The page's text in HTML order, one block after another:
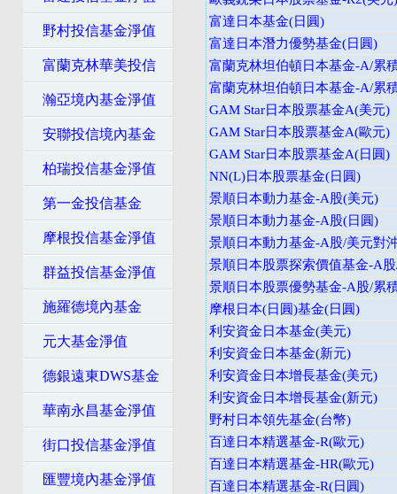
野村投信基金淨值
富蘭克林華美投信
瀚亞境內基金淨值
安聯投信境內基金
柏瑞投信基金淨值
第一金投信基金
摩根投信基金淨值
群益投信基金淨值
施羅德境內基金
元大基金淨值
德銀遠東DWS基金
華南永昌基金淨值
街口投信基金淨值
匯豐境內基金淨值
富達日本基金(日圓)
富達日本潛力優勢基金(日圓)
富蘭克林坦伯頓日本基金-A/累
富蘭克林坦伯頓日本基金-A/累
GAM Star日本股票基金A(美元)
GAM Star日本股票基金A(歐元)
GAM Star日本股票基金A(日圓)
NN(L)日本股票基金(日圓)
景順日本動力基金-A股(美元)
景順日本動力基金-A股(日圓)
景順日本動力基金-A股/美元對
景順日本股票探索價值基金-A
景順日本股票優勢基金-A股/累
摩根日本(日圓)基金(日圓)
利安資金日本基金(美元)
利安資金日本基金(新元)
利安資金日本增長基金(美元)
利安資金日本增長基金(新元)
野村日本領先基金(台幣)
百達日本精選基金-R(歐元)
百達日本精選基金-HR(歐元)
百達日本精選基金-R(日圓)